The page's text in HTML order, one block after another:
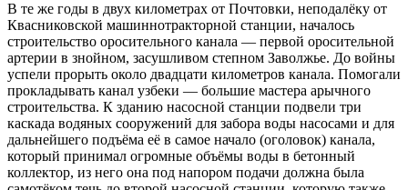
В те же годы в двух километрах от Почтовки, непо­далёку от
Квасниковской машиннотракторной станции, началось
строительство оросительного канала — первой оросительной
артерии в знойном, засушливом степном Заволжье. До войны
успели прорыть около двадцати ки­лометров канала. Помогали
прокладывать канал узбеки — большие мастера арычного
строительства. К зданию насосной станции подвели три
каскада водяных со­оружений для забора воды насосами и для
дальнейшего подъёма её в самое начало (оголовок) канала,
который принимал огромные объёмы воды в бетонный
коллектор, из него она под напором подачи должна была